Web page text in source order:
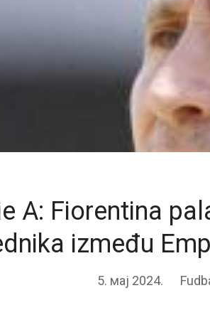
A: Fiorentina
između
5. мај 2024.